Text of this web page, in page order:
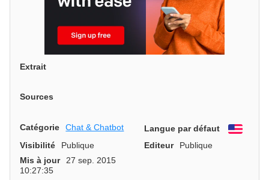
Extrait
Sources
Catégorie Chat & Chatbot Langue par défaut
Visibilité
Publique Editeur
Publique
Mis à jour
27 sep. 2015
10:27:35